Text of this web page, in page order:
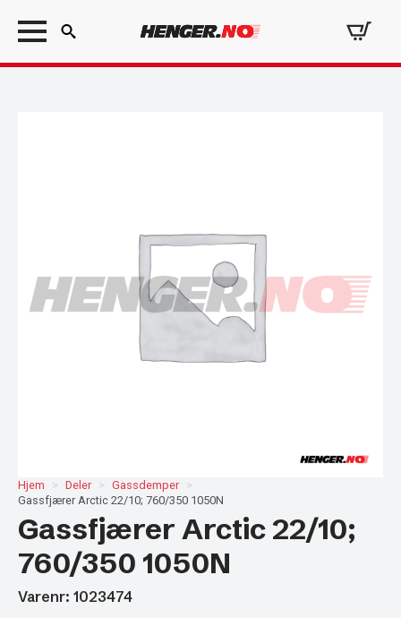
Search
Hjem Deler
Gassdemper
Gassfjærer Arctic 22/10; 760/350 1050N
Gassfjærer Arctic 22/10;
760/350 1050N
Varenr: 1023474